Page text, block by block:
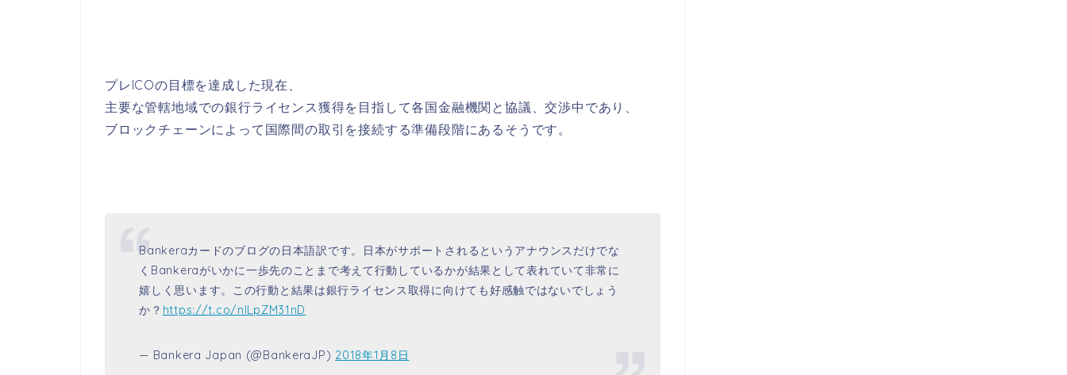
プレICOの目標を達成した現在、
主要な管轄地域での銀行ライセンス獲得を目指して各国金融機関と協議、交渉中であり、
ブロックチェーンによって国際間の取引を接続する準備段階にあるそうです。
Bankeraカードのブログの日本語訳です。日本がサポートされるというアナウンスだけでな
くBankeraがいかに一歩先のことまで考えて行動しているかが結果として表れていて非常に
嬉しく思います。この行動と結果は銀行ライセンス取得に向けても好感触ではないでしょう
か？ https://t.co/nlLpZM31nD
— Bankera Japan (@BankeraJP) 2018年1月8日